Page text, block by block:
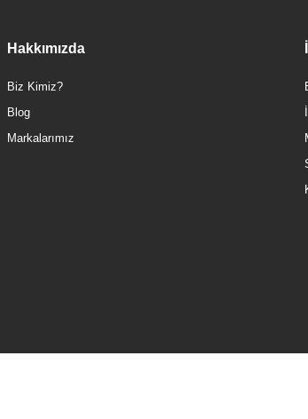
Hakkımızda
Biz Kimiz?
Blog
Markalarımız